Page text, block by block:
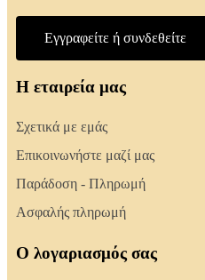
Εγγραφείτε ή συνδεθείτε
Η εταιρεία μας
Σχετικά με εμάς
Επικοινωνήστε μαζί μας
Παράδοση - Πληρωμή
Ασφαλής πληρωμή
Ο λογαριασμός σας